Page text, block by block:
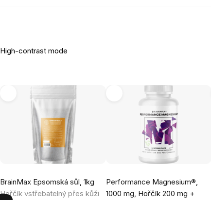
High-contrast mode
BrainMax Epsomská sůl, 1kg
Hořčík vstřebatelný přes kůži
Performance Magnesium®,
1000 mg, Hořčík 200 mg +